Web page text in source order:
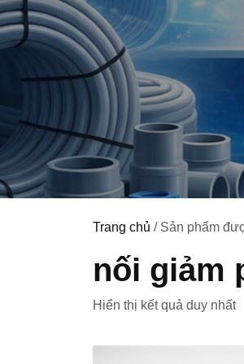
Trang chủ / Sản phẩm
nối giảm
Hiển thị kết quả duy nhất